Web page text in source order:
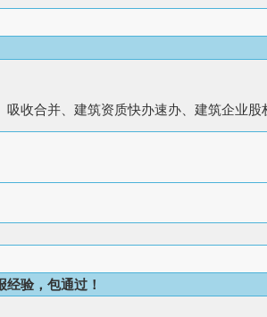
收合并、建筑资质快办速办、建筑企业股
验，包通过！